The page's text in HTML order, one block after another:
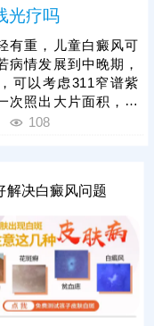
药膏盲目医治，儿童
学诊疗原则，临床多
方案，像中医定向、
激光是常用且安全
配儿童体质，能够内
素细胞，复色效果明
是循序渐进的过程，
光疗吗
有重，儿童白癜风可
病情发展到中晚期，
可以考虑311窄谱紫
次照出大片面积，节
和费用;若白斑面积较
贯;可搭配对症药物进
管齐下，提升疗效，
108
解决白癜风问题